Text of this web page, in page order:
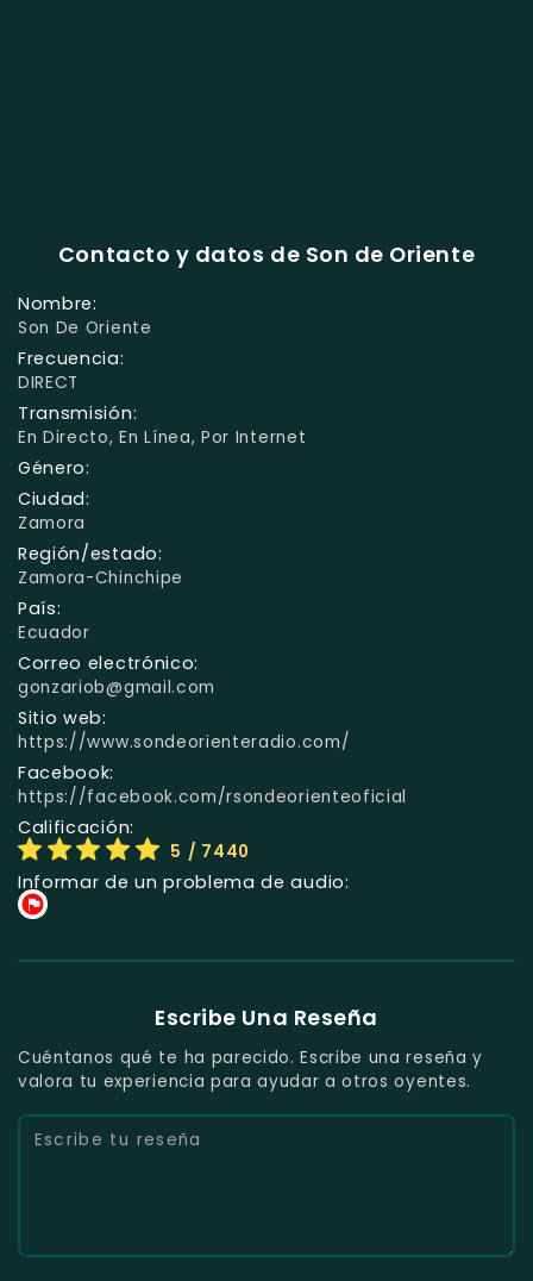
Contacto y datos de Son de Oriente
Nombre:
Son De Oriente
Frecuencia:
DIRECT
Transmisión:
En Directo, En Línea, Por Internet
Género:
Ciudad:
Zamora
Región/estado:
Zamora-Chinchipe
País:
Ecuador
Correo electrónico:
gonzariob@gmail.com
Sitio web:
https://www.sondeorienteradio.com/
Facebook:
https://facebook.com/rsondeorienteoficial
Calificación:
5 / 7440
Informar de un problema de audio:
Escribe Una Reseña
Cuéntanos qué te ha parecido. Escribe una reseña y
valora tu experiencia para ayudar a otros oyentes.